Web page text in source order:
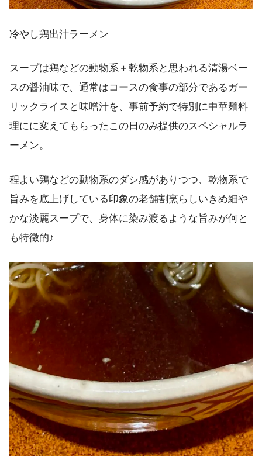
冷やし鶏出汁ラーメン
スープは鶏などの動物系＋乾物系と思われる清湯ベー
スの醤油味で、通常はコースの食事の部分であるガー
リックライスと味噌汁を、事前予約で特別に中華麺料
理にに変えてもらったこの日のみ提供のスペシャルラ
ーメン。
程よい鶏などの動物系のダシ感がありつつ、乾物系で
旨みを底上げしている印象の老舗割烹らしいきめ細や
かな淡麗スープで、身体に染み渡るような旨みが何と
も特徴的♪